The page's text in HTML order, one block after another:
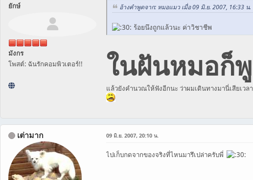
ยักษ์
มังกร
โพสต์: ฉันรักคอมพิวเตอร์!!
อ้างคำพูดจาก: หมอแมว เมื่อ 09 มิ.ย. 2007, 16:33 น.
ร้อยนึงถูกแล้วนะ ค่าวิชาชีพ
ในฝันหมอก็
แล้วยังคำนวณให้ฟังอีกนะ ว่าผมเดินทางมานี่เสียเวล
เต่ามาก 09 มิ.ย. 2007, 20:10 น.
ไปเก็บกดจากของจริงที่ไหนมารึเปล่าครับพี่